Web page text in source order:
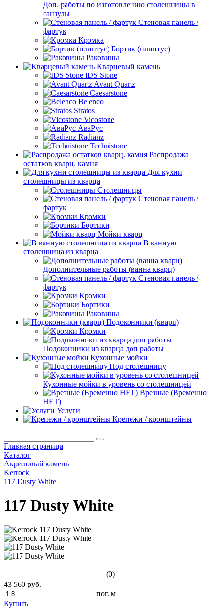
Доп. работы по изготовлению столешницы в
санзулы
Стеновая панель /
фартук
Кромка
Бортик (плинтус)
Раковины
Кварцевый камень
IDS Stone
Avant Quartz
Caesarstone
Belenco
Stratos
Vicostone
АваРус
Radianz
Technistone
Распродажа
остатков кварц. камня
Для кухни
столешницы из кварца
Столешницы
Стеновая панель /
фартук
Кромки
Бортики
Мойки кварц
В ванную
столешница из кварца
Дополнительные работы (ванна кварц)
Стеновая панель /
фартук
Кромки
Бортики
Раковины
Подоконники (кварц)
Кромки
Подоконники из кварца доп работы
Кухонные мойки
Под столешницу
Кухонные мойки в уровень со столешницей
Врезные (Временно
НЕТ)
Услуги
Крепежи / кронштейны
Главная страница
Каталог
Акриловый камень
Kerrock
117 Dusty White
117 Dusty White
(0)
43 560 руб.
пог. м
Купить